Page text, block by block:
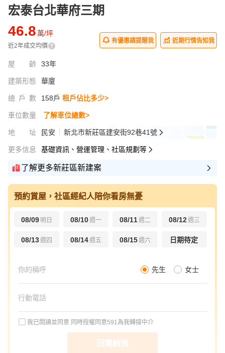
宏泰台北華府三期
46.8萬/坪
近2年成交均價
有優惠請提醒我 近期行情告知我
屋齡 33年
建築形態 華廈
總戶數 158戶 租戶佔比多少>
車位數量 了解車位總數>
地址 民安 新北市新莊區建安街92巷41號
更多信息 基礎資訊、營運管理、社區規劃等
了解更多新莊區新建案
預約賞屋，社區經紀人陪你看房無憂
08/09 明日 08/10週一 08/11週二 08/12週三
08/13週四 08/14週五 08/15週六 日期待定
先生 女士
我已閱讀並同意 同時授權同意591為我轉接中介
回電給我